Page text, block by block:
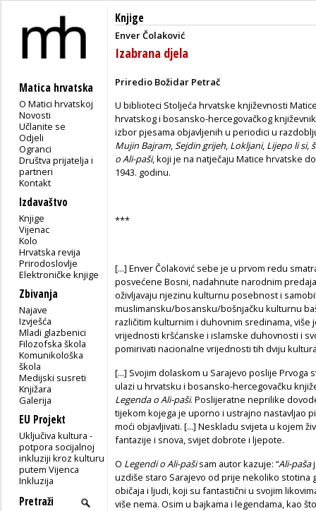
Matica hrvatska
O Matici hrvatskoj
Novosti
Učlanite se
Odjeli
Ogranci
Društva prijatelja i
partneri
Kontakt
Izdavaštvo
Knjige
Vijenac
Kolo
Hrvatska revija
Prirodoslovlje
Elektroničke knjige
Zbivanja
Najave
Izvješća
Mladi glazbenici
Filozofska škola
Komunikološka
škola
Medijski susreti
Knjižara
Galerija
EU Projekt
Uključiva kultura -
potpora socijalnoj
inkluziji kroz kulturu
putem Vijenca
Inkluzija
Knjige
Enver Čolaković
Izabrana djela
Priredio Božidar Petrač
U biblioteci Stoljeća hrvatske književnosti
hrvatskog i bosansko-hercegovačkog
izbor pjesama objavljenih u periodici u
Mujin Bajram,Sejdin grijeh, Lokljani, Lijepo li si,
o Ali-paši, koji je na natječaju Matice hrvatske
1943. godinu.
***
[...] Enver Čolaković sebe je u prvom redu
posvećene Bosni, nadahnute narodnim
oživljavaju njezinu kulturnu posebnost i
muslimansku/bosansku/bošnjačku kulturnu
različitim kulturnim i duhovnim sredinama,
vrijednosti kršćanske i islamske duhovnosti i
pomirivati nacionalne vrijednosti tih dviju
[...] Svojim dolaskom u Sarajevo poslije Prvoga
ulazi u hrvatsku i bosansko-hercegovačku
Legenda o Ali-paši. Poslijeratne neprilike
tijekom kojega je uporno i ustrajno nastavljao
moći objavljivati. [...] Neskladu svijeta u kojem
fantazije i snova, svijet dobrote i ljepote.
O Legendi o Ali-pašisam autor kazuje: “Ali-paša
uzdiše staro Sarajevo od prije nekoliko stotina
običaja i ljudi, koji su fantastični u svojim
više nema. Osim u bajkama i legendama, kao